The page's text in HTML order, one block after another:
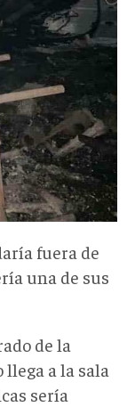
fuera de
una de sus
de la
a la sala
sería